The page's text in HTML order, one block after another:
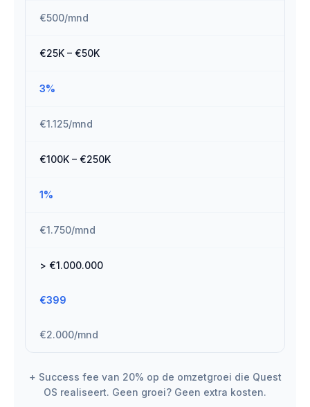
€500/mnd
€25K – €50K
3%
€1.125/mnd
€100K – €250K
1%
€1.750/mnd
> €1.000.000
€399
€2.000/mnd
+ Success fee van 20% op de omzetgroei die Quest
OS realiseert. Geen groei? Geen extra kosten.